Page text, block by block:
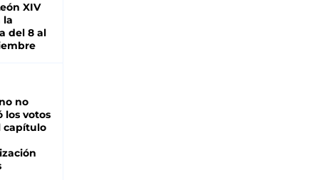
XIV
la
del 8 al
no
los votos
capítulo